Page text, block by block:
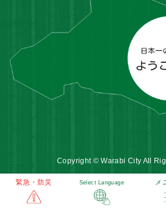
メ
緊急・防災 Select Language
Copyright © Warabi City All